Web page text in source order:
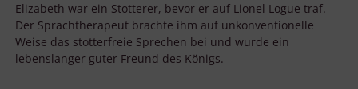
Elizabeth war ein Stotterer, bevor er auf Lionel Logue traf.
Der Sprachtherapeut brachte ihm auf unkonventionelle
Weise das stotterfreie Sprechen bei und wurde ein
lebenslanger guter Freund des Königs.
Besondere Features:
Verwendung genauer Standortdaten
Endgeräteeigenschaften zur Identifikation aktiv abfragen